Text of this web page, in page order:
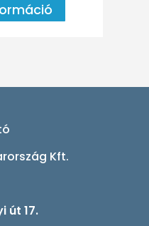
Kft.
út 17.